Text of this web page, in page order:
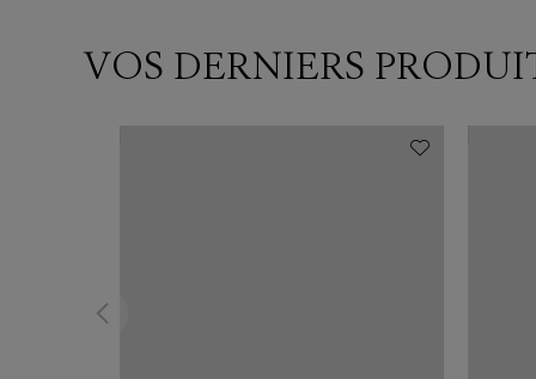
VOS DERNIERS